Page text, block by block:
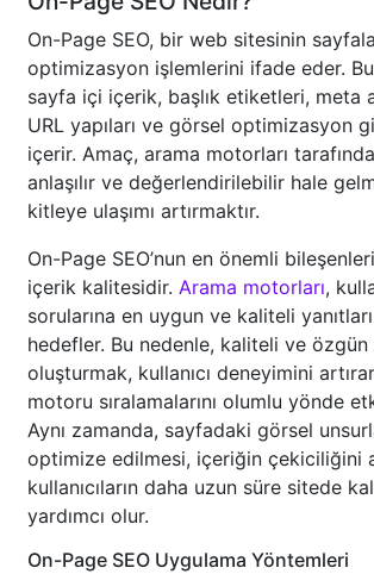
On-Page SEO, bir web sitesinin
optimizasyon işlemlerini ifade eder.
sayfa içi içerik, başlık etiketleri, meta
URL yapıları ve görsel optimizasyon
içerir. Amaç, arama motorları
anlaşılır ve değerlendirilebilir hale
kitleye ulaşımı artırmaktır.
On-Page SEO’nun en önemli
içerik kalitesidir. Arama motorları,
sorularına en uygun ve kaliteli
hedefler. Bu nedenle, kaliteli ve
oluşturmak, kullanıcı deneyimini
motoru sıralamalarını olumlu yönde
Aynı zamanda, sayfadaki görsel
optimize edilmesi, içeriğin çekiciliğini
kullanıcıların daha uzun süre sitede
yardımcı olur.
On-Page SEO Uygulama Yöntemleri